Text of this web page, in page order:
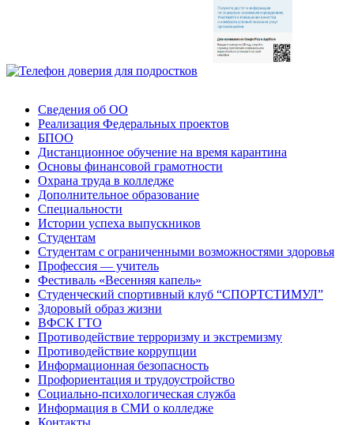
Сведения об ОО
Реализация Федеральных проектов
БПОО
Дистанционное обучение на время карантина
Основы финансовой грамотности
Охрана труда в колледже
Дополнительное образование
Специальности
Истории успеха выпускников
Студентам
Студентам с ограниченными возможностями здоровья
Профессия — учитель
Фестиваль «Весенняя капель»
Студенческий спортивный клуб “СПОРТСТИМУЛ”
Здоровый образ жизни
ВФСК ГТО
Противодействие терроризму и экстремизму
Противодействие коррупции
Информационная безопасность
Профориентация и трудоустройство
Социально-психологическая служба
Информация в СМИ о колледже
Контакты